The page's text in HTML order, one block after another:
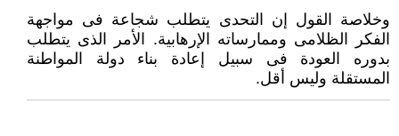
وخلاصة القول إن التحدى يتطلب شجاعة فى مواجهة
الفكر الظلامى وممارساته الإرهابية. الأمر الذى يتطلب
بدوره العودة فى سبيل إعادة بناء دولة المواطنة
المستقلة وليس أقل.